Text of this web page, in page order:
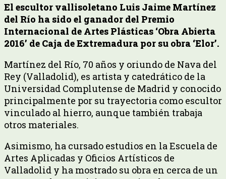
El escultor vallisoletano Luis Jaime Martínez
del Río ha sido el ganador del Premio
Internacional de Artes Plásticas ‘Obra Abierta
2016’ de Caja de Extremadura por su obra ‘Elor’.
Martínez del Río, 70 años y oriundo de Nava del
Rey (Valladolid), es artista y catedrático de la
Universidad Complutense de Madrid y conocido
principalmente por su trayectoria como escultor
vinculado al hierro, aunque también trabaja
otros materiales.
Asimismo, ha cursado estudios en la Escuela de
Artes Aplicadas y Oficios Artísticos de
Valladolid y ha mostrado su obra en cerca de un